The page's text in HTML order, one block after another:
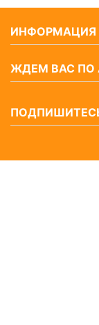
ИНФОРМАЦИЯ
ЖДЕМ ВАС ПО